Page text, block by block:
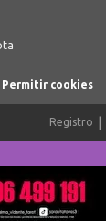
Permitir cookies
Registro